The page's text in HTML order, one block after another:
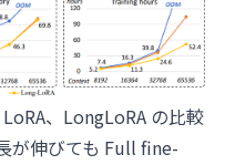
、LongLoRA の比較
が伸びても Full fine-